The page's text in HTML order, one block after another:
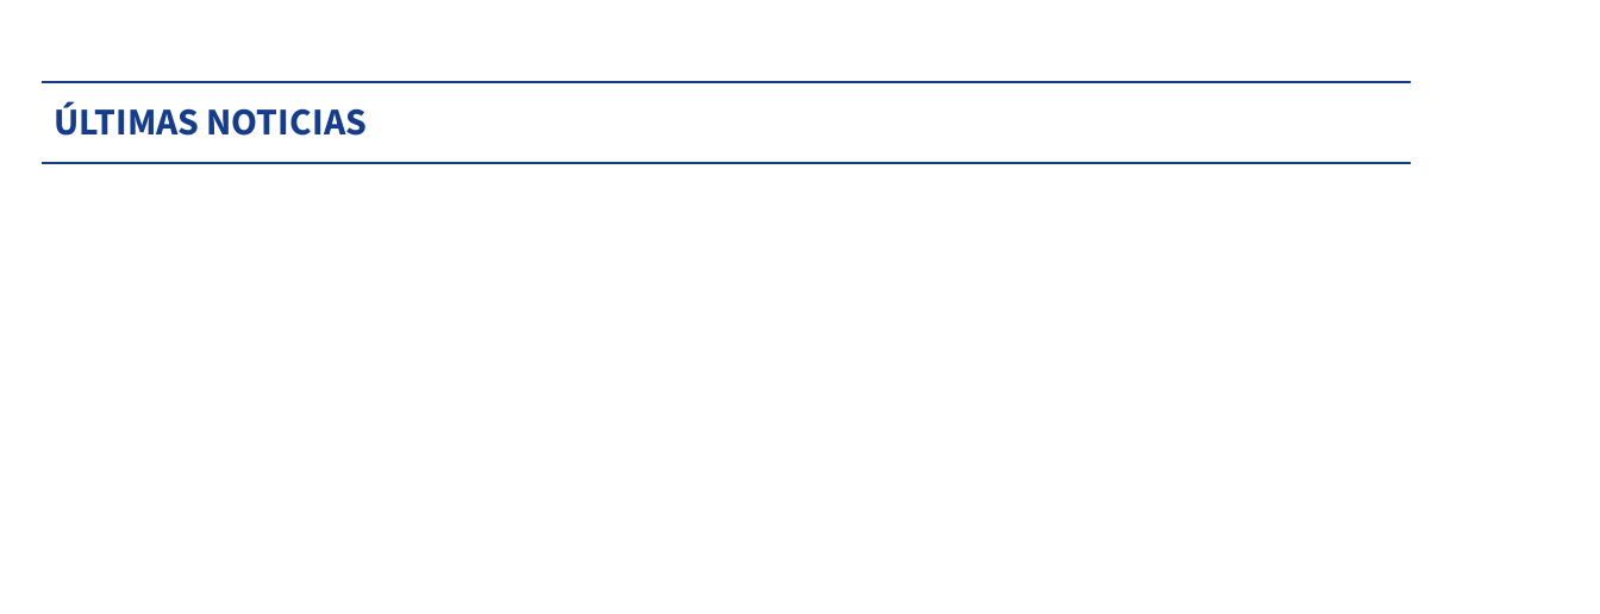
ÚLTIMAS NOTICIAS